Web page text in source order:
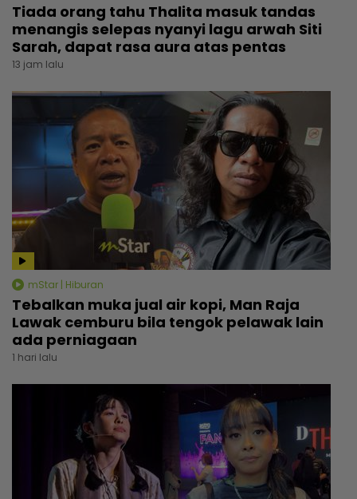
Tiada orang tahu Thalita masuk tandas
menangis selepas nyanyi lagu arwah Siti
Sarah, dapat rasa aura atas pentas
13 jam lalu
mStar | Hiburan
Tebalkan muka jual air kopi, Man Raja
Lawak cemburu bila tengok pelawak lain
ada perniagaan
1 hari lalu